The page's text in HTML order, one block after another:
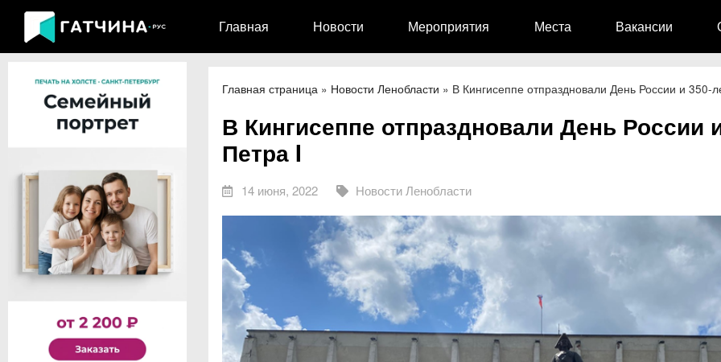
Главная Новости Мероприятия Места Вакансии
Главная страница» Новости Ленобласти » В Кингисеппе отпраздновали День России и 350-
В Кингисеппе отпраздновали День России
Петра I
14 июня, 2022 Новости Ленобласти